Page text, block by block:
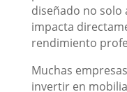
diseñado no solo
impacta
rendimiento
Muchas
invertir en